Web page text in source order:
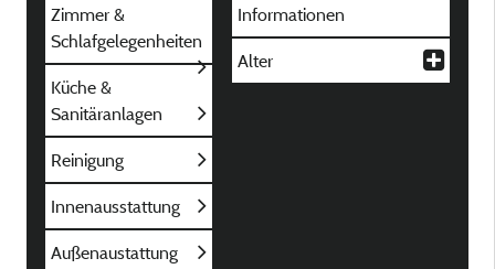
Zimmer &
Schlafgelegenheiten
Küche &
Sanitäranlagen
Reinigung
Innenausstattung
Außenaustattung
Informationen
Alter